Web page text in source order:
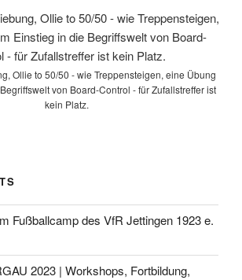
Ollie to 50/50 - wie Treppensteigen, eine Übung
von Board-Control - für Zufallstreffer ist
kein Platz.
Fußballcamp des VfR Jettingen 1923 e.
2023 | Workshops, Fortbildung,